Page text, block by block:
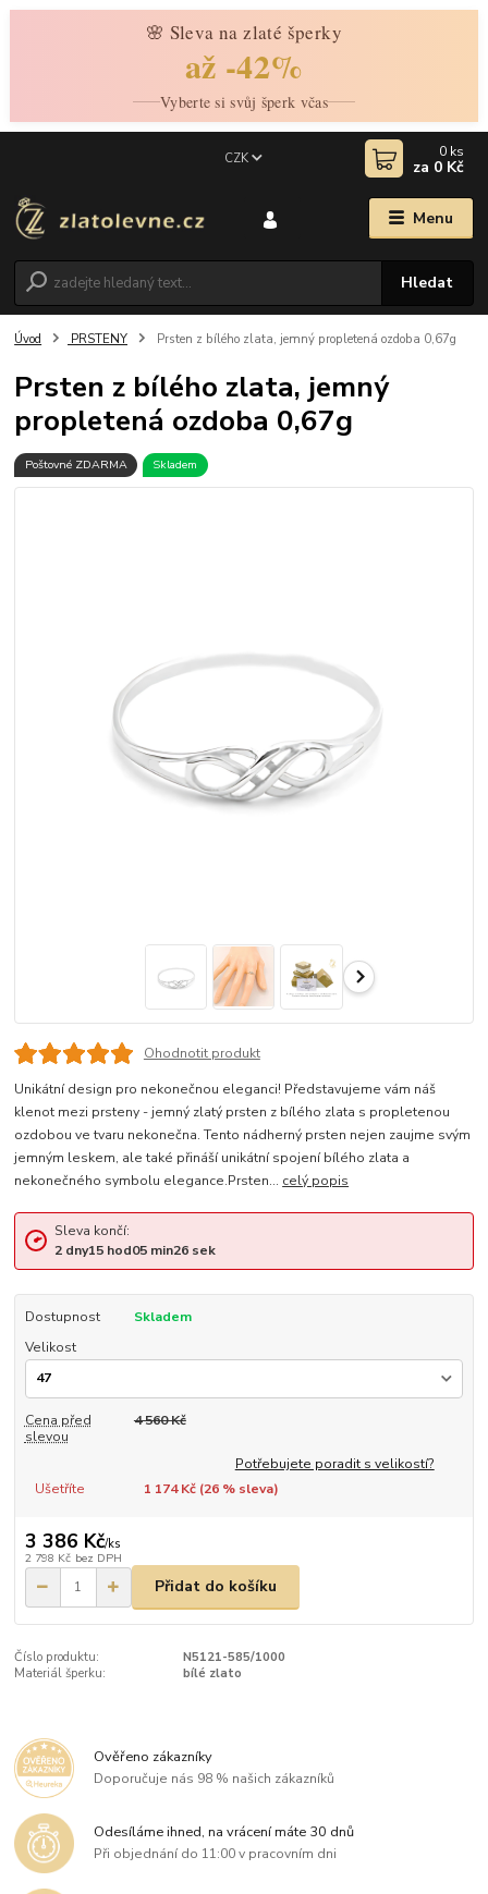
🌸 Sleva na zlaté šperky
až -42%
Vyberte si svůj šperk včas
Menu
CZK
Hledat
0 ks
za 0 Kč
Úvod PRSTENY Prsten z bílého zlata, jemný propletená ozdoba 0,67g
Prsten z bílého zlata, jemný
propletená ozdoba 0,67g
Poštovné ZDARMA Skladem
Ohodnotit produkt
Unikátní design pro nekonečnou eleganci! Představujeme vám náš
klenot mezi prsteny - jemný zlatý prsten z bílého zlata s propletenou
ozdobou ve tvaru nekonečna. Tento nádherný prsten nejen zaujme svým
jemným leskem, ale také přináší unikátní spojení bílého zlata a
nekonečného symbolu elegance.Prsten... celý popis
Sleva končí:
2 dny15hod05min26sek
Dostupnost
Skladem
Velikost
Cena před
slevou
4 560 Kč
Potřebujete poradit s velikostí?
Ušetříte
1 174 Kč (26% sleva)
3 386 Kč/ks
2 798 Kč bez DPH
Přidat do košíku
Číslo produktu:
N5121-585/1000
Materiál šperku:
bílé zlato
Ověřeno zákazníky
Doporučuje nás 98 % našich zákazníků
Odesíláme ihned, na vrácení máte 30 dnů
Při objednání do 11:00 v pracovním dni